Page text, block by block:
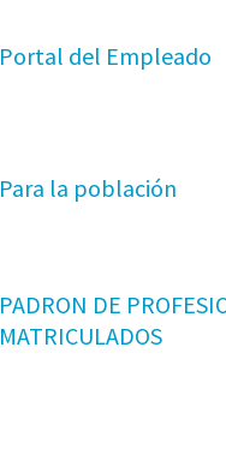
Portal del Empleado
Para la población
PADRON DE
MATRICULADOS